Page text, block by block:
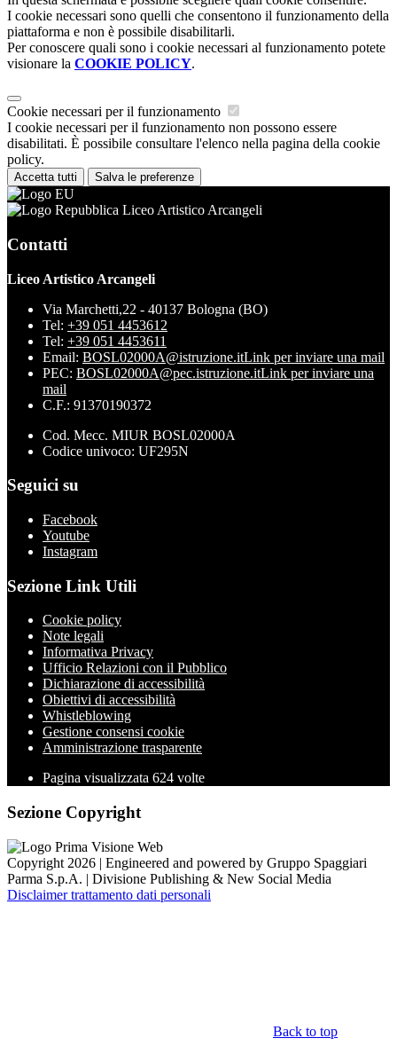
I cookie necessari sono quelli che consentono il funzionamento della
piattaforma e non è possibile disabilitarli.
Per conoscere quali sono i cookie necessari al funzionamento potete
visionare la COOKIE POLICY.
Cookie necessari per il funzionamento
I cookie necessari per il funzionamento non possono essere
disabilitati. È possibile consultare l'elenco nella pagina della cookie
policy.
Accetta tutti Salva le preferenze
Liceo Artistico Arcangeli
Contatti
Liceo Artistico Arcangeli
Via Marchetti,22 - 40137 Bologna (BO)
Tel: +39 051 4453612
Tel: +39 051 4453611
Email: BOSL02000A@istruzione.itLink per inviare una mail
PEC: BOSL02000A@pec.istruzione.itLink per inviare una
mail
C.F.: 91370190372
Cod. Mecc. MIUR BOSL02000A
Codice univoco: UF295N
Seguici su
Facebook
Youtube
Instagram
Sezione Link Utili
Cookie policy
Note legali
Informativa Privacy
Ufficio Relazioni con il Pubblico
Dichiarazione di accessibilità
Obiettivi di accessibilità
Whistleblowing
Gestione consensi cookie
Amministrazione trasparente
Pagina visualizzata 624 volte
Sezione Copyright
Copyright 2026 | Engineered and powered by Gruppo Spaggiari
Parma S.p.A. | Divisione Publishing & New Social Media
Disclaimer trattamento dati personali
Back to top